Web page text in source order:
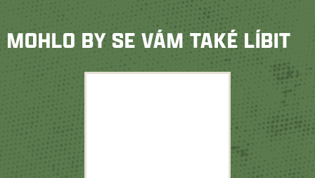
MOHLO BY SE VÁM TAKÉ LÍBIT